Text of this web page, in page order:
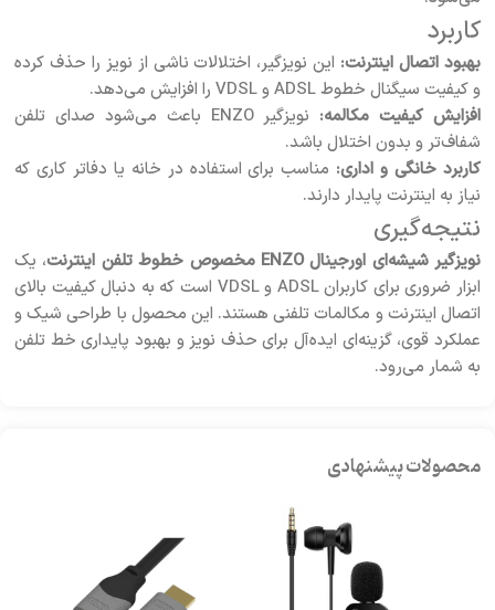
کاربرد
بهبود اتصال اینترنت: این نویزگیر، اختلالات ناشی از نویز را حذف کرده
و کیفیت سیگنال خطوط ADSL و VDSL را افزایش می‌دهد.
افزایش کیفیت مکالمه:
نویزگیر ENZO باعث می‌شود صدای تلفن
شفاف‌تر و بدون اختلال باشد.
کاربرد خانگی و اداری: مناسب برای استفاده در خانه یا دفاتر کاری که
نیاز به اینترنت پایدار دارند.
نتیجه‌گیری
نویزگیر شیشه‌ای اورجینال ENZO مخصوص خطوط تلفن اینترنت
، یک
ابزار ضروری برای کاربران ADSL و VDSL است که به دنبال کیفیت بالای
اتصال اینترنت و مکالمات تلفنی هستند. این محصول با طراحی شیک و
عملکرد قوی، گزینه‌ای ایده‌آل برای حذف نویز و بهبود پایداری خط تلفن
به شمار می‌رود.
محصولات پیشنهادی